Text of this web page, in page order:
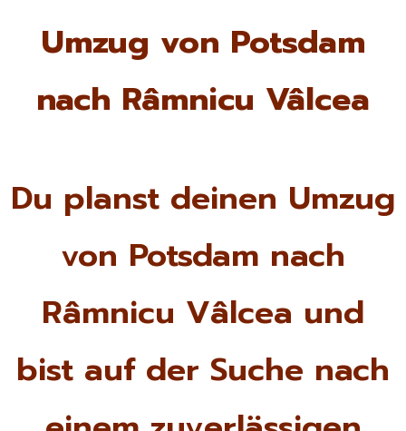
Umzug von Potsdam
nach Râmnicu Vâlcea
Du planst deinen Umzug
von Potsdam nach
Râmnicu Vâlcea und
bist auf der Suche nach